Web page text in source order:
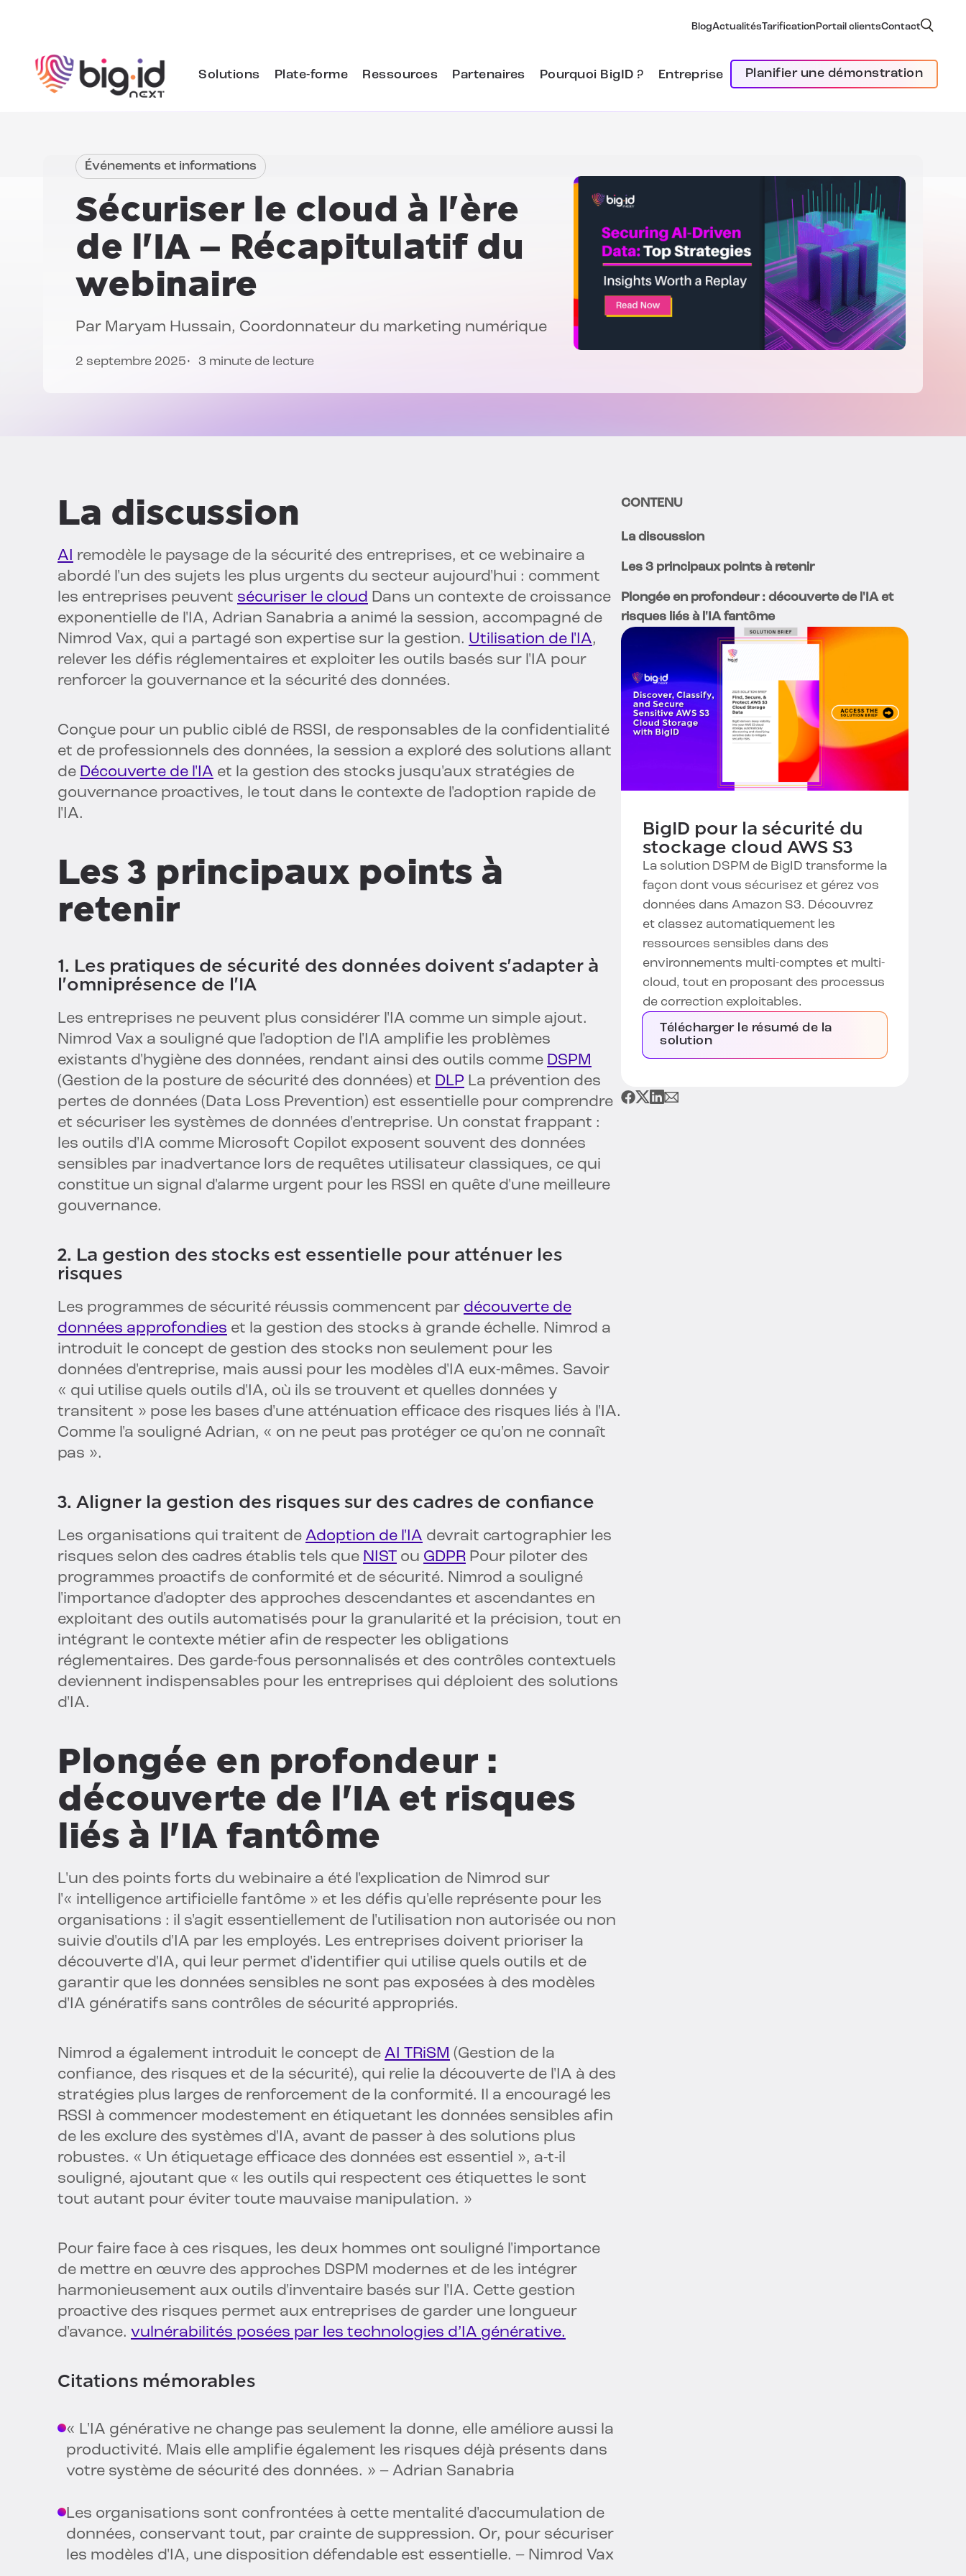
BlogActualitésTarification Portail clientsContact
Solutions Plate-forme Ressources Partenaires Pourquoi BigID ? Entreprise Planifier une démonstration
Événements et informations
Sécuriser le cloud à l'ère
de l'IA– Récapitulatif du
webinaire
Par Maryam Hussain, Coordonnateur du marketing numérique
2 septembre 2025 3 minute de lecture
La discussion
AI remodèle le paysage de la sécurité des entreprises, et ce webinaire a
abordé l'un des sujets les plus urgents du secteur aujourd'hui : comment
les entreprises peuvent sécuriser le cloud Dans un contexte de croissance
exponentielle de l'IA, Adrian Sanabria a animé la session, accompagné de
Nimrod Vax, qui a partagé son expertise sur la gestion. Utilisation de l'IA,
relever les défis réglementaires et exploiter les outils basés sur l'IA pour
renforcer la gouvernance et la sécurité des données.
Conçue pour un public ciblé de RSSI, de responsables de la confidentialité
et de professionnels des données, la session a exploré des solutions allant
de Découverte de l'IA et la gestion des stocks jusqu'aux stratégies de
gouvernance proactives, le tout dans le contexte de l'adoption rapide de
l'IA.
Les 3 principaux points à
retenir
1. Les pratiques de sécurité des données doivent s'adapter à
l'omniprésence de l'IA
Les entreprises ne peuvent plus considérer l'IA comme un simple ajout.
Nimrod Vax a souligné que l'adoption de l'IA amplifie les problèmes
existants d'hygiène des données, rendant ainsi des outils comme DSPM
(Gestion de la posture de sécurité des données) et DLP La prévention des
pertes de données (Data Loss Prevention) est essentielle pour comprendre
et sécuriser les systèmes de données d'entreprise. Un constat frappant :
les outils d'IA comme Microsoft Copilot exposent souvent des données
sensibles par inadvertance lors de requêtes utilisateur classiques, ce qui
constitue un signal d'alarme urgent pour les RSSI en quête d'une meilleure
gouvernance.
2. La gestion des stocks est essentielle pour atténuer les
risques
Les programmes de sécurité réussis commencent par découverte de
données approfondies et la gestion des stocks à grande échelle. Nimrod a
introduit le concept de gestion des stocks non seulement pour les
données d'entreprise, mais aussi pour les modèles d'IA eux-mêmes. Savoir
« qui utilise quels outils d'IA, où ils se trouvent et quelles données y
transitent » pose les bases d'une atténuation efficace des risques liés à l'IA.
Comme l'a souligné Adrian, « on ne peut pas protéger ce qu'on ne connaît
pas ».
3. Aligner la gestion des risques sur des cadres de confiance
Les organisations qui traitent de Adoption de l'IA devrait cartographier les
risques selon des cadres établis tels que NIST ou GDPR Pour piloter des
programmes proactifs de conformité et de sécurité. Nimrod a souligné
l'importance d'adopter des approches descendantes et ascendantes en
exploitant des outils automatisés pour la granularité et la précision, tout en
intégrant le contexte métier afin de respecter les obligations
réglementaires. Des garde-fous personnalisés et des contrôles contextuels
deviennent indispensables pour les entreprises qui déploient des solutions
d'IA.
Plongée en profondeur :
découverte de l'IA et risques
liés à l'IA fantôme
L'un des points forts du webinaire a été l'explication de Nimrod sur
l'« intelligence artificielle fantôme » et les défis qu'elle représente pour les
organisations : il s'agit essentiellement de l'utilisation non autorisée ou non
suivie d'outils d'IA par les employés. Les entreprises doivent prioriser la
découverte d'IA, qui leur permet d'identifier qui utilise quels outils et de
garantir que les données sensibles ne sont pas exposées à des modèles
d'IA génératifs sans contrôles de sécurité appropriés.
Nimrod a également introduit le concept de AI TRiSM (Gestion de la
confiance, des risques et de la sécurité), qui relie la découverte de l'IA à des
stratégies plus larges de renforcement de la conformité. Il a encouragé les
RSSI à commencer modestement en étiquetant les données sensibles afin
de les exclure des systèmes d'IA, avant de passer à des solutions plus
robustes. « Un étiquetage efficace des données est essentiel », a-t-il
souligné, ajoutant que « les outils qui respectent ces étiquettes le sont
tout autant pour éviter toute mauvaise manipulation. »
Pour faire face à ces risques, les deux hommes ont souligné l'importance
de mettre en œuvre des approches DSPM modernes et de les intégrer
harmonieusement aux outils d'inventaire basés sur l'IA. Cette gestion
proactive des risques permet aux entreprises de garder une longueur
d'avance. vulnérabilités posées par les technologies d’IA générative.
Citations mémorables
« L'IA générative ne change pas seulement la donne, elle améliore aussi la
productivité. Mais elle amplifie également les risques déjà présents dans
votre système de sécurité des données. » – Adrian Sanabria
Les organisations sont confrontées à cette mentalité d'accumulation de
données, conservant tout, par crainte de suppression. Or, pour sécuriser
les modèles d'IA, une disposition défendable est essentielle. – Nimrod Vax
CONTENU
La discussion
Les 3 principaux points à retenir
Plongée en profondeur : découverte de l'IA et
risques liés à l'IA fantôme
BigID pour la sécurité du
stockage cloud AWS S3
La solution DSPM de BigID transforme la
façon dont vous sécurisez et gérez vos
données dans Amazon S3. Découvrez
et classez automatiquement les
ressources sensibles dans des
environnements multi-comptes et multi-
cloud, tout en proposant des processus
de correction exploitables.
Télécharger le résumé de la
solution